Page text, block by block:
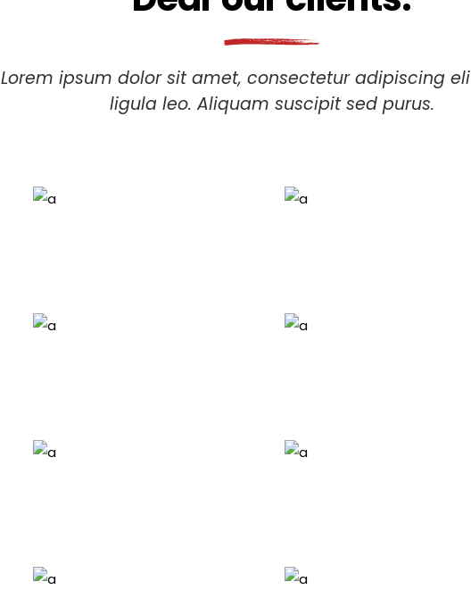
Lorem ipsum dolor sit amet, consectetur adipiscing
ligula leo. Aliquam suscipit sed purus.